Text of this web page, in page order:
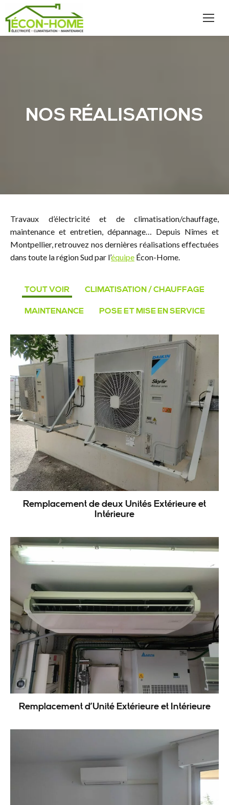
NOS RÉALISATIONS
Travaux d’électricité et de climatisation/chauffage,
maintenance et entretien, dépannage… Depuis Nîmes et
Montpellier, retrouvez nos dernières réalisations effectuées
dans toute la région Sud par l’équipe Écon-Home.
TOUT VOIR CLIMATISATION / CHAUFFAGE
MAINTENANCE POSE ET MISE EN SERVICE
Remplacement de deux Unités Extérieure et
Intérieure
Remplacement d’Unité Extérieure et Intérieure